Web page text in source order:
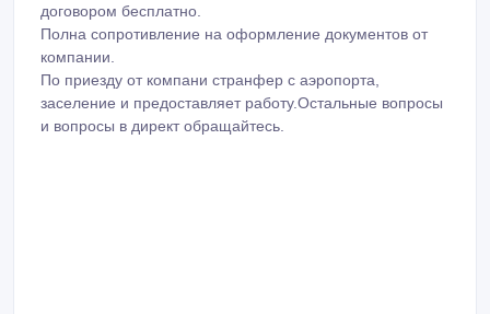
договором бесплатно.
Полна сопротивление на оформление документов от
компании.
По приезду от компани странфер с аэропорта,
заселение и предоставляет работу.Остальные вопросы
и вопросы в директ обращайтесь.